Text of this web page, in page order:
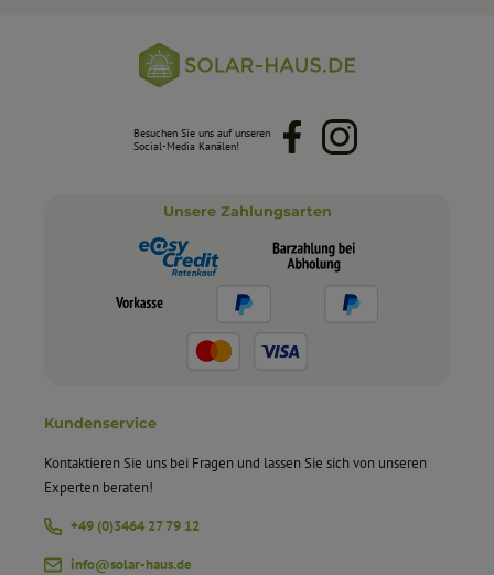
Besuchen Sie uns auf unseren
Social-Media Kanälen!
FacebookInstagram
Unsere Zahlungsarten
Kundenservice
Kontaktieren Sie uns bei Fragen und lassen Sie sich von unseren
Experten beraten!
+49 (0)3464 27 79 12
info@solar-haus.de